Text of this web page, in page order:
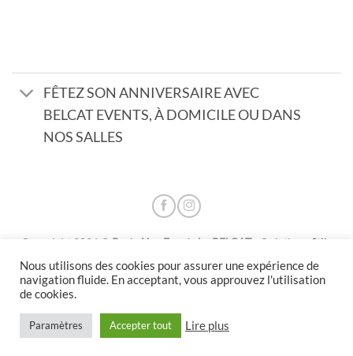
FÊTEZ SON ANNIVERSAIRE AVEC
BELCAT EVENTS, À DOMICILE OU DANS
NOS SALLES
Copyright 2026 © Party Live Events by BELCAT- Création : Stile
Libero
- RC 20P09555 - TVA Int. FR55000148683
Nous utilisons des cookies pour assurer une expérience de
navigation fluide. En acceptant, vous approuvez l'utilisation
de cookies.
Paramètres Accepter tout Lire plus
CHATY